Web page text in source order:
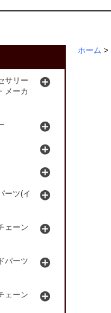
ホーム >
サリー
メーカ
ーツ(イ
ェーン
パーツ
ェーン